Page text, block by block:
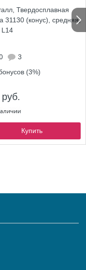
Твердосплавная
31130 (конус), средняя,
L14
3
(3%)
Купить